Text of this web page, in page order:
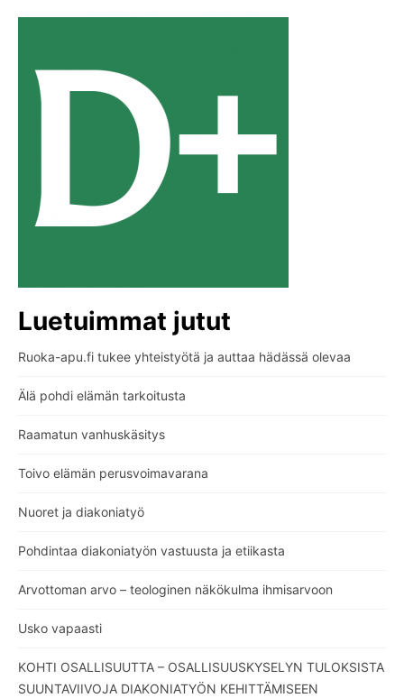
Luetuimmat jutut
Ruoka-apu.fi tukee yhteistyötä ja auttaa hädässä olevaa
Älä pohdi elämän tarkoitusta
Raamatun vanhuskäsitys
Toivo elämän perusvoimavarana
Nuoret ja diakoniatyö
Pohdintaa diakoniatyön vastuusta ja etiikasta
Arvottoman arvo – teologinen näkökulma ihmisarvoon
Usko vapaasti
KOHTI OSALLISUUTTA – OSALLISUUSKYSELYN TULOKSISTA
SUUNTAVIIVOJA DIAKONIATYÖN KEHITTÄMISEEN